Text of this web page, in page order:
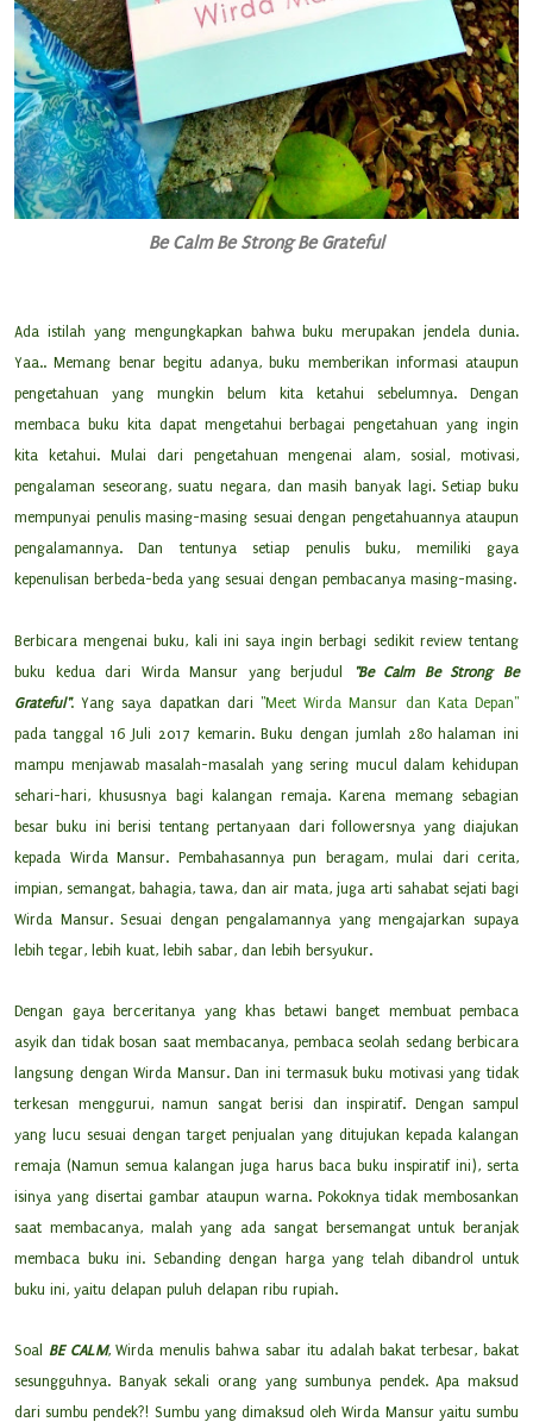
Be Calm Be Strong Be Grateful
Ada istilah yang mengungkapkan bahwa buku merupakan jendela dunia.
Yaa.. Memang benar begitu adanya, buku memberikan informasi ataupun
pengetahuan yang mungkin belum kita ketahui sebelumnya. Dengan
membaca buku kita dapat mengetahui berbagai pengetahuan yang ingin
kita ketahui. Mulai dari pengetahuan mengenai alam, sosial, motivasi,
pengalaman seseorang, suatu negara, dan masih banyak lagi. Setiap buku
mempunyai penulis masing-masing sesuai dengan pengetahuannya ataupun
pengalamannya. Dan tentunya setiap penulis buku, memiliki gaya
kepenulisan berbeda-beda yang sesuai dengan pembacanya masing-masing.
Berbicara mengenai buku, kali ini saya ingin berbagi sedikit review tentang
buku kedua dari Wirda Mansur yang berjudul
"Be Calm Be Strong Be
Grateful". Yang saya dapatkan dari "Meet Wirda Mansur dan Kata Depan"
pada tanggal 16 Juli 2017 kemarin. Buku dengan jumlah 280 halaman ini
mampu menjawab masalah-masalah yang sering mucul dalam kehidupan
sehari-hari, khususnya bagi kalangan remaja. Karena memang sebagian
besar buku ini berisi tentang pertanyaan dari followersnya yang diajukan
kepada Wirda Mansur. Pembahasannya pun beragam, mulai dari cerita,
impian, semangat, bahagia, tawa, dan air mata, juga arti sahabat sejati bagi
Wirda Mansur. Sesuai dengan pengalamannya yang mengajarkan supaya
lebih tegar, lebih kuat, lebih sabar, dan lebih bersyukur.
Dengan gaya berceritanya yang khas betawi banget membuat pembaca
asyik dan tidak bosan saat membacanya, pembaca seolah sedang berbicara
langsung dengan Wirda Mansur. Dan ini termasuk buku motivasi yang tidak
terkesan menggurui, namun sangat berisi dan inspiratif. Dengan sampul
yang lucu sesuai dengan target penjualan yang ditujukan kepada kalangan
remaja (Namun semua kalangan juga harus baca buku inspiratif ini), serta
isinya yang disertai gambar ataupun warna. Pokoknya tidak membosankan
saat membacanya, malah yang ada sangat bersemangat untuk beranjak
membaca buku ini. Sebanding dengan harga yang telah dibandrol untuk
buku ini, yaitu delapan puluh delapan ribu rupiah.
Soal BE CALM, Wirda menulis bahwa sabar itu adalah bakat terbesar, bakat
sesungguhnya. Banyak sekali orang yang sumbunya pendek. Apa maksud
dari sumbu pendek?! Sumbu yang dimaksud oleh Wirda Mansur yaitu sumbu